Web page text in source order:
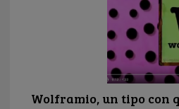
Wolframio, un tipo con